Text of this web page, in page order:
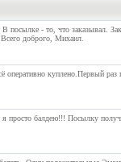
посылке - то, что заказывал.
доброго, Михаил.
оперативно куплено.Первый
просто балдею!!! Посылку